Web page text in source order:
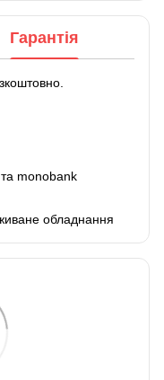
Гарантія
monobank
обладнання